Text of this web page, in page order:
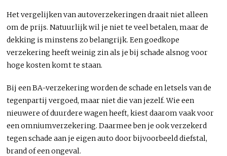
Het vergelijken van autoverzekeringen draait niet alleen
om de prijs. Natuurlijk wil je niet te veel betalen, maar de
dekking is minstens zo belangrijk. Een goedkope
verzekering heeft weinig zin als je bij schade alsnog voor
hoge kosten komt te staan.
Bij een BA-verzekering worden de schade en letsels van de
tegenpartij vergoed, maar niet die van jezelf. Wie een
nieuwere of duurdere wagen heeft, kiest daarom vaak voor
een omniumverzekering. Daarmee ben je ook verzekerd
tegen schade aan je eigen auto door bijvoorbeeld diefstal,
brand of een ongeval.